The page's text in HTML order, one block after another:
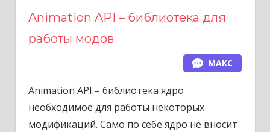
Animation API – библиотека для
работы модов
МАКС
Animation API – библиотека ядро
необходимое для работы некоторых
модификаций. Само по себе ядро не вносит